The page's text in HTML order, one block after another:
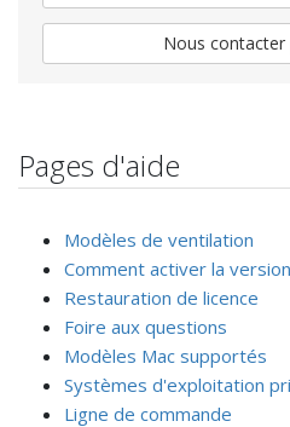
Nous contacter
Pages d'aide
Modèles de ventilation
Comment activer la
Restauration de licence
Foire aux questions
Modèles Mac supportés
Systèmes d'exploitation
Ligne de commande